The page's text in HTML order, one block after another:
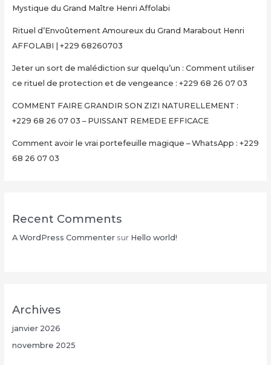
Rapide
Multiplier
Votre
Minutes
+229
26
07
Mystique du Grand Maître Henri Affolabi
Rituel d’Envoûtement Amoureux du Grand Marabout Henri
AFFOLABI | +229 68260703
Jeter un sort de malédiction sur quelqu’un : Comment utiliser
ce rituel de protection et de vengeance : +229 68 26 07 03
COMMENT FAIRE GRANDIR SON ZIZI NATURELLEMENT :
+229 68 26 07 03 – PUISSANT REMEDE EFFICACE
Comment avoir le vrai portefeuille magique – WhatsApp : +229
68 26 07 03
Recent Comments
A WordPress Commentersur Hello world!
Archives
janvier 2026
novembre 2025